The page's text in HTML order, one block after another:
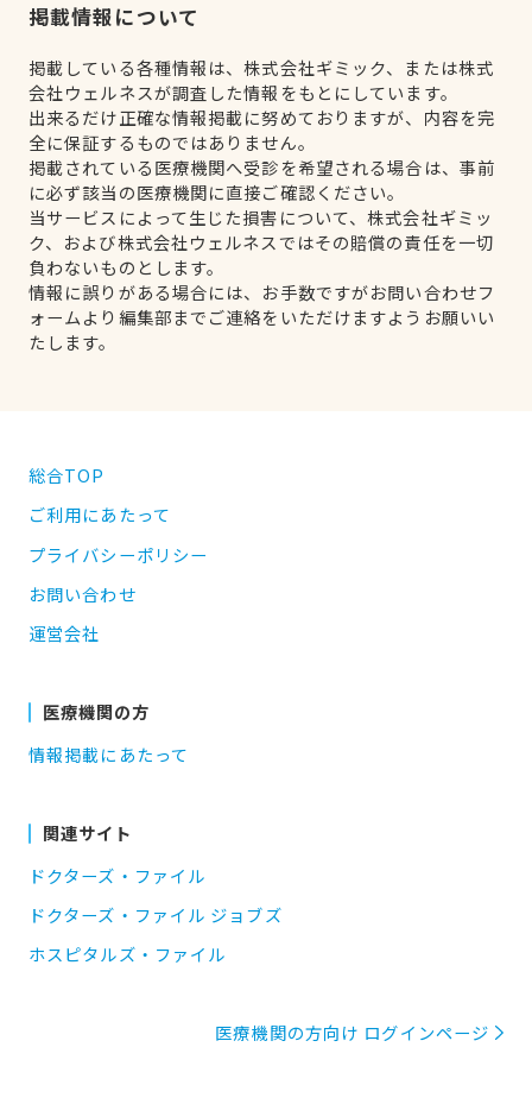
掲載情報について
掲載している各種情報は、株式会社ギミック、または株式
会社ウェルネスが調査した情報をもとにしています。
出来るだけ正確な情報掲載に努めておりますが、内容を完
全に保証するものではありません。
掲載されている医療機関へ受診を希望される場合は、事前
に必ず該当の医療機関に直接ご確認ください。
当サービスによって生じた損害について、株式会社ギミッ
ク、および株式会社ウェルネスではその賠償の責任を一切
負わないものとします。
情報に誤りがある場合には、お手数ですがお問い合わせフ
ォームより編集部までご連絡をいただけますようお願いい
たします。
総合TOP
ご利用にあたって
プライバシーポリシー
お問い合わせ
運営会社
医療機関の方
情報掲載にあたって
関連サイト
ドクターズ・ファイル
ドクターズ・ファイル ジョブズ
ホスピタルズ・ファイル
医療機関の方向け ログインページ